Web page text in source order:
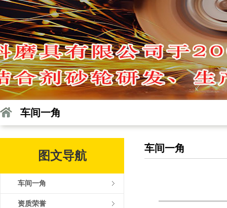
车间一角
图文导航
车间一角
资质荣誉
车间一角